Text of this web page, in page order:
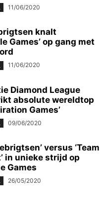
11/06/2020
knalt
Games’ op gang met
11/06/2020
Diamond League
absolute wereldtop
Games’
09/06/2020
versus ‘Team
in unieke strijd op
Games
26/05/2020